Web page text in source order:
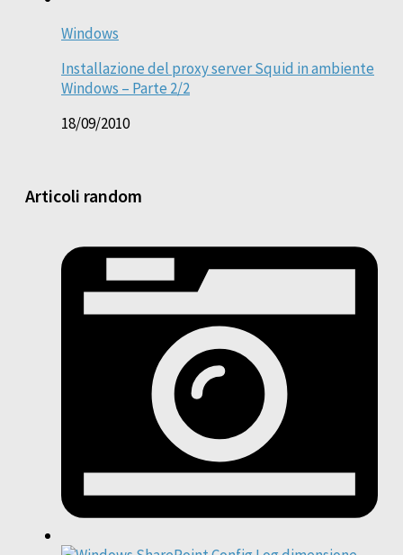
Windows
Installazione del proxy server Squid in ambiente
Windows – Parte 2/2
18/09/2010
Articoli random